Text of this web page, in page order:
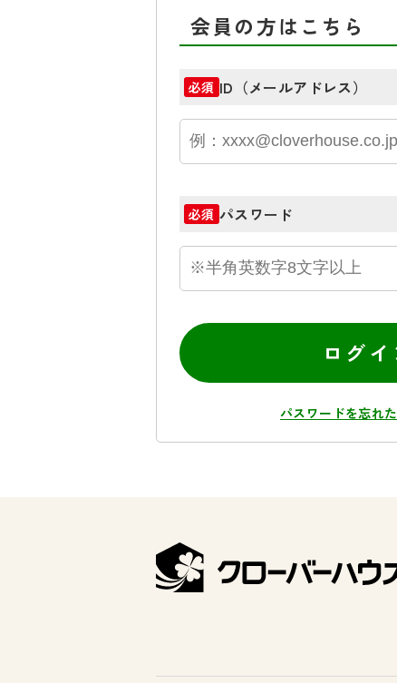
会員の方はこちら
必須 ID（メールアドレス）
必須 パスワード
ログイ
パスワードを忘れ